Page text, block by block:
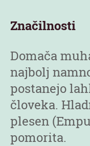
Značilnosti
Domača
najbolj
postanejo
človeka.
plesen
pomorita.